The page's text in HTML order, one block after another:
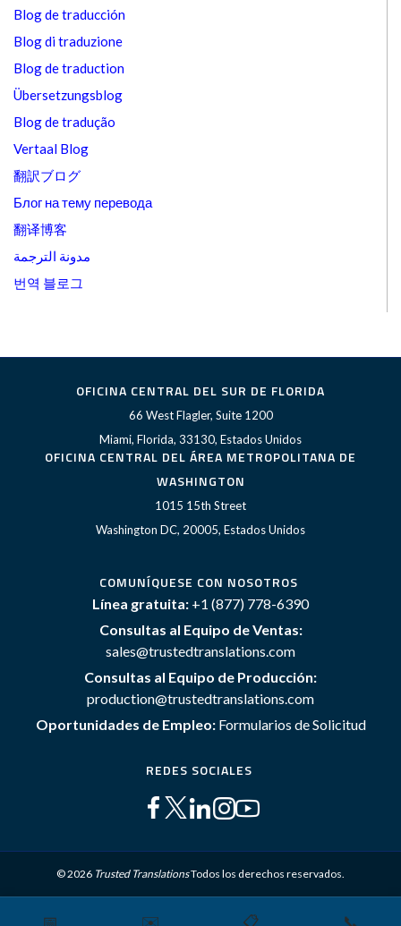
Blog de traducción
Blog di traduzione
Blog de traduction
Übersetzungsblog
Blog de tradução
Vertaal Blog
翻訳ブログ
Блог на тему перевода
翻译博客
مدونة الترجمة
번역 블로그
OFICINA CENTRAL DEL SUR DE FLORIDA
66 West Flagler, Suite 1200
Miami, Florida, 33130, Estados Unidos
OFICINA CENTRAL DEL ÁREA METROPOLITANA DE
WASHINGTON
1015 15th Street
Washington DC, 20005, Estados Unidos
COMUNÍQUESE CON NOSOTROS
Línea gratuita: +1 (877) 778-6390
Consultas al Equipo de Ventas:
sales@trustedtranslations.com
Consultas al Equipo de Producción:
production@trustedtranslations.com
Oportunidades de Empleo: Formularios de Solicitud
REDES SOCIALES
© 2026 Trusted TranslationsTodos los derechos reservados.
Mapa del sitio Términos y Condiciones Política de privacidad
📅 ✉️ 📋 📞